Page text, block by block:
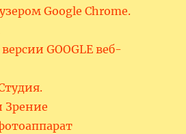
Google Chrome.
GOOGLE веб-
Зрение